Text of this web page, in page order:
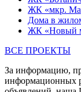
Объекты
О компании
Новости
Ход
Ипотека
Контакты
Проекты